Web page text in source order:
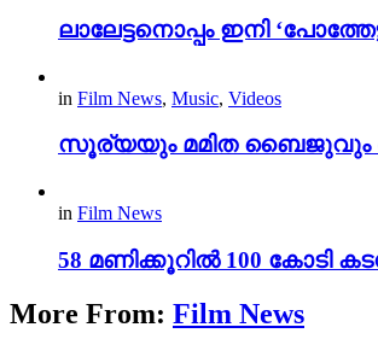
ലാലേട്ടനൊപ്പം ഇനി
in Film News, Music, Videos
സൂര്യയും മമിത ബൈജുവും
in Film News
58 മണിക്കൂറിൽ 100 കോടി
More From: Film News